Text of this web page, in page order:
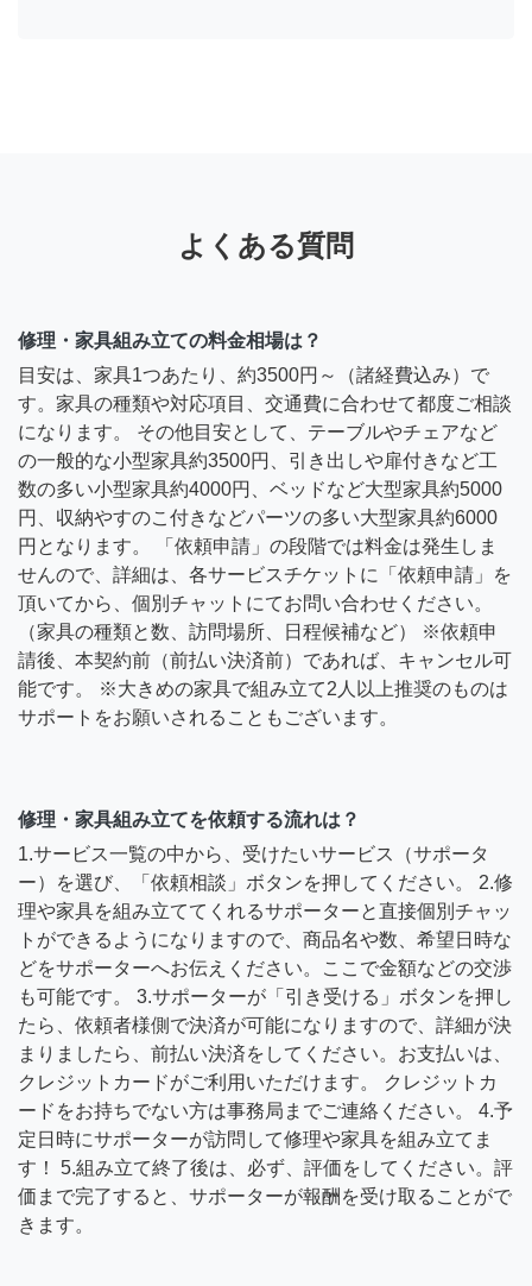
よくある質問
修理・家具組み立ての料金相場は？
目安は、家具1つあたり、約3500円～（諸経費込み）で
す。家具の種類や対応項目、交通費に合わせて都度ご相談
になります。 その他目安として、テーブルやチェアなど
の一般的な小型家具約3500円、引き出しや扉付きなど工
数の多い小型家具約4000円、ベッドなど大型家具約5000
円、収納やすのこ付きなどパーツの多い大型家具約6000
円となります。 「依頼申請」の段階では料金は発生しま
せんので、詳細は、各サービスチケットに「依頼申請」を
頂いてから、個別チャットにてお問い合わせください。
（家具の種類と数、訪問場所、日程候補など） ※依頼申
請後、本契約前（前払い決済前）であれば、キャンセル可
能です。 ※大きめの家具で組み立て2人以上推奨のものは
サポートをお願いされることもございます。
修理・家具組み立てを依頼する流れは？
1.サービス一覧の中から、受けたいサービス（サポータ
ー）を選び、「依頼相談」ボタンを押してください。 2.修
理や家具を組み立ててくれるサポーターと直接個別チャッ
トができるようになりますので、商品名や数、希望日時な
どをサポーターへお伝えください。ここで金額などの交渉
も可能です。 3.サポーターが「引き受ける」ボタンを押し
たら、依頼者様側で決済が可能になりますので、詳細が決
まりましたら、前払い決済をしてください。お支払いは、
クレジットカードがご利用いただけます。 クレジットカ
ードをお持ちでない方は事務局までご連絡ください。 4.予
定日時にサポーターが訪問して修理や家具を組み立てま
す！ 5.組み立て終了後は、必ず、評価をしてください。評
価まで完了すると、サポーターが報酬を受け取ることがで
きます。